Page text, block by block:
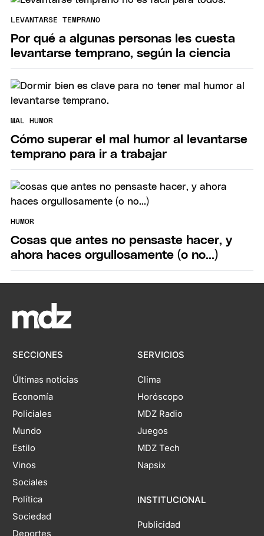
LEVANTARSE TEMPRANO
Por qué a algunas personas les cuesta
levantarse temprano, según la ciencia
MAL HUMOR
Cómo superar el mal humor al levantarse
temprano para ir a trabajar
HUMOR
Cosas que antes no pensaste hacer, y
ahora haces orgullosamente (o no...)
SECCIONES
Últimas noticias
Economía
Policiales
Mundo
Estilo
Vinos
Sociales
Política
Sociedad
Deportes
SERVICIOS
Clima
Horóscopo
MDZ Radio
Juegos
MDZ Tech
Napsix
INSTITUCIONAL
Publicidad